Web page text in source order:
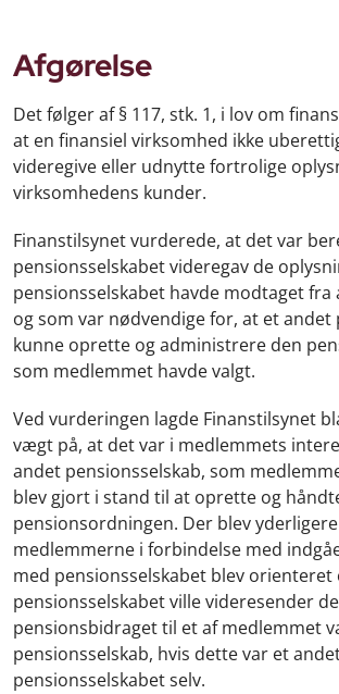
Afgørelse
Det følger af § 117, stk. 1, i lov om
at en finansiel virksomhed ikke
videregive eller udnytte fortrolige
virksomhedens kunder.
Finanstilsynet vurderede, at det var
pensionsselskabet videregav de
pensionsselskabet havde modtaget fra
og som var nødvendige for, at et andet
kunne oprette og administrere den
som medlemmet havde valgt.
Ved vurderingen lagde Finanstilsynet
vægt på, at det var i medlemmets
andet pensionsselskab, som
blev gjort i stand til at oprette og
pensionsordningen. Der blev
medlemmerne i forbindelse med
med pensionsselskabet blev orienteret
pensionsselskabet ville videresender
pensionsbidraget til et af medlemmet
pensionsselskab, hvis dette var et
pensionsselskabet selv.